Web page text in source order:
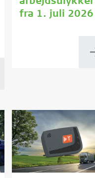
arbejdsulykker
fra 1. juli 2026